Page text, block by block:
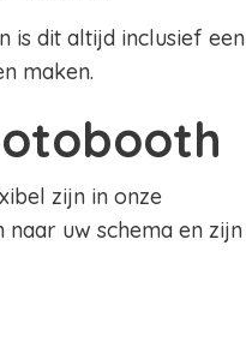
is dit altijd inclusief een
maken.
zijn in onze
naar uw schema en zijn